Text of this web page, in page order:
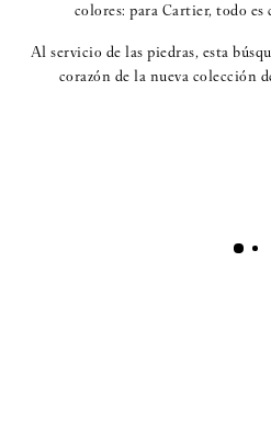
colores: para Cartier, todo
Al servicio de las piedras, esta
corazón de la nueva colección